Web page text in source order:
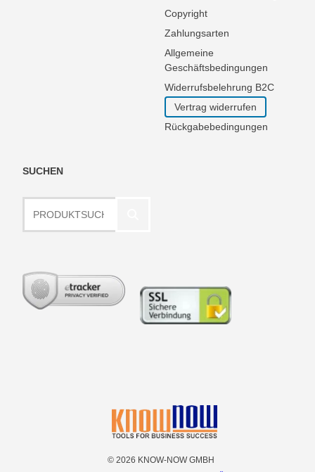
Copyright
Zahlungsarten
Allgemeine
Geschäftsbedingungen
Widerrufsbelehrung B2C
Vertrag widerrufen
Rückgabebedingungen
SUCHEN
Produktsuche
© 2026 KNOW-NOW GMBH